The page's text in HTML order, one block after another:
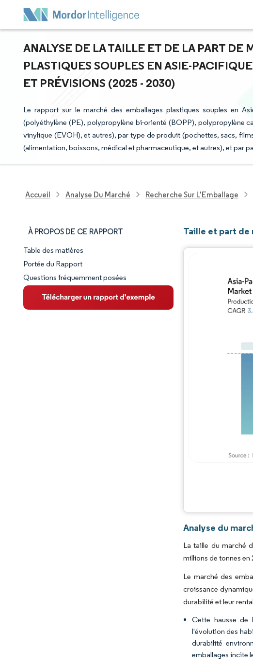
ANALYSE DE LA TAILLE ET DE LA PART DE
PLASTIQUES SOUPLES EN ASIE-
ET PRÉVISIONS (2025 - 2030)
Le rapport sur le marché des emballages plastiques souples en
(polyéthylène (PE), polypropylène bi-orienté (BOPP), polypropylène
vinylique (EVOH), et autres), par type de produit (pochettes, sacs,
(alimentation, boissons, médical et pharmaceutique, et autres), et par
Accueil Analyse Du Marché Recherche Sur L'Emballage
À PROPOS DE CE RAPPORT
Aperçu du marché
VUE D’ENSEMBLE DU MARCHÉ
Principales tendances du marché
Table des matières
Portée du Rapport
Questions fréquemment posées
Taille et part de
Analyse du
La taille du marché
millions de tonnes en
Le marché des
croissance
durabilité et leur
Cette hausse de
l'évolution des
durabilité
emballages incite